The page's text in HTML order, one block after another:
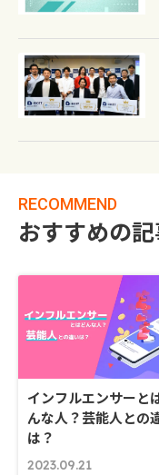
RECOMMEND
おすすめの
インフルエンサーと
んな人？芸能人との
は？
2023.09.21